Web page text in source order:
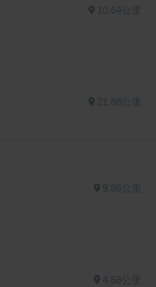
10.64公里
4.68公里